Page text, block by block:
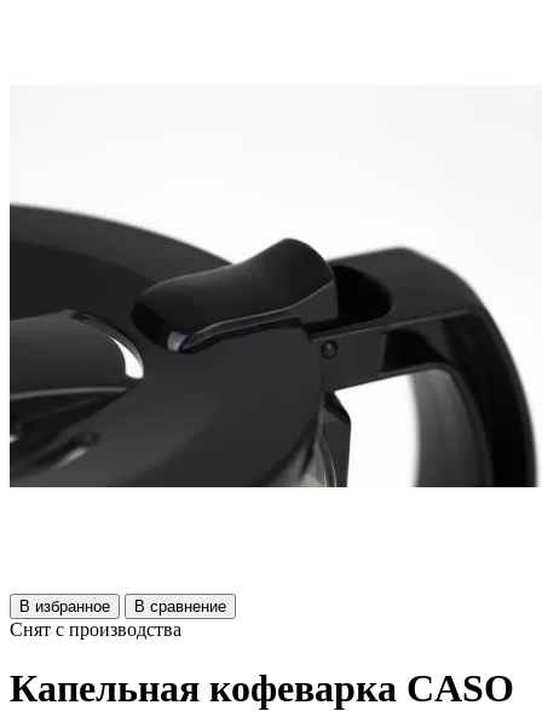
В избранное В сравнение
Снят с производства
Капельная кофеварка CASO